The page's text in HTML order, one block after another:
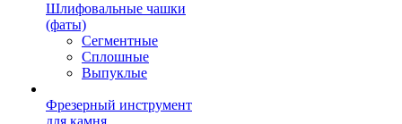
Шлифовальные чашки
(фаты)
Сегментные
Сплошные
Выпуклые
Фрезерный инструмент
для камня